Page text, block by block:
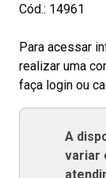
Cód.: 14961
Para acessar
realizar uma
faça login ou
A
variar